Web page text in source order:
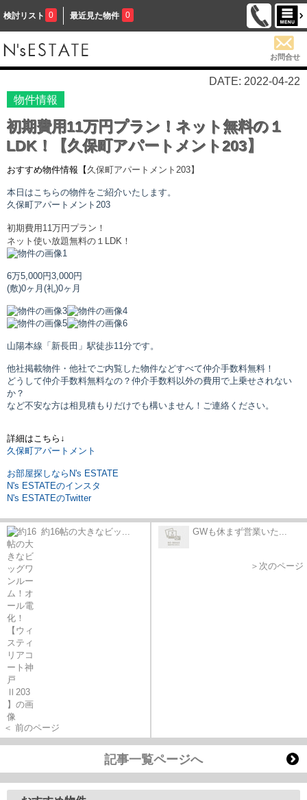
検討リスト 0 最近見た物件 0
お問合せ
DATE: 2022-04-22
物件情報
初期費用11万円プラン！ネット無料の１
LDK！【久保町アパートメント203】
おすすめ物件情報【 久保町アパートメント 203】
本日はこちらの物件をご紹介いたします。
久保町アパートメント 203
初期費用11万円プラン！
ネット使い放題無料の１LDK！
6万5,000円3,000円
(敷)0ヶ月 (礼)0ヶ月
山陽本線「新長田」駅徒歩11分です。
他社掲載物件・他社でご内覧した物件などすべて仲介手数料無料！
どうして仲介手数料無料なの？仲介手数料以外の費用で上乗せされない
か？
など不安な方は相見積もりだけでも構いません！ご連絡ください。
詳細はこちら↓
久保町アパートメント
お部屋探しならN's ESTATE
N's ESTATEのインスタ
N's ESTATEのTwitter
約16帖の大きなビッ...
＜ 前のページ
GWも休まず営業いた...
＞次のページ
記事一覧ページへ